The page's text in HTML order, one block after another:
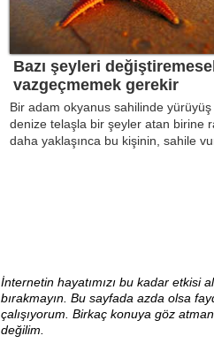
Bazı şeyleri
vazgeçmemek gerekir
Bir adam okyanus sahilinde yürüyüş
denize telaşla bir şeyler atan birine
daha yaklaşınca bu kişinin, sahile
İnternetin hayatımızı bu kadar etkisi
bırakmayın. Bu sayfada azda olsa
çalışıyorum. Birkaç konuya göz
değilim.